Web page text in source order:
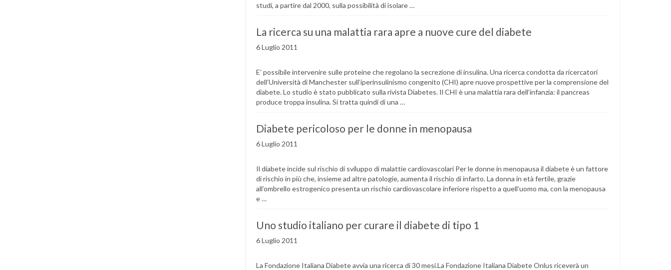
studi, a partire dal 2000, sulla possibilità di isolare …
La ricerca su una malattia rara apre a nuove cure del diabete
6 Luglio 2011
E’ possibile intervenire sulle proteine che regolano la secrezione di insulina. Una ricerca condotta da ricercatori
dell’Università di Manchester sull’iperinsulinismo congenito (CHI) apre nuove prospettive per la comprensione del
diabete. Lo studio è stato pubblicato sulla rivista Diabetes. Il CHI è una malattia rara dell’infanzia: il pancreas
produce troppa insulina. Si tratta quindi di una …
Diabete pericoloso per le donne in menopausa
6 Luglio 2011
Il diabete incide sul rischio di sviluppo di malattie cardiovascolari Per le donne in menopausa il diabete è un fattore
di rischio in più che, insieme ad altre patologie, aumenta il rischio di infarto. La donna in età fertile, grazie
all’ombrello estrogenico presenta un rischio cardiovascolare inferiore rispetto a quell’uomo ma, con la menopausa
e …
Uno studio italiano per curare il diabete di tipo 1
6 Luglio 2011
La Fondazione Italiana Diabete avvia una ricerca di 30 mesi.La Fondazione Italiana Diabete Onlus riceverà un